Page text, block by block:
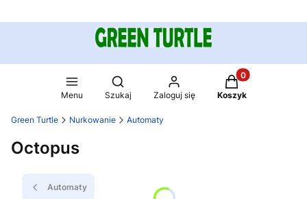
Menu
Otwórz wyszukiwarkę
Szukaj Zaloguj się
Produkty w
Koszyk
Green Turtle Nurkowanie Automaty
Octopus
Automaty